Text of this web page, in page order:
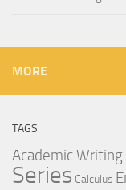
MORE
TAGS
Academic Writing
Series Calculus